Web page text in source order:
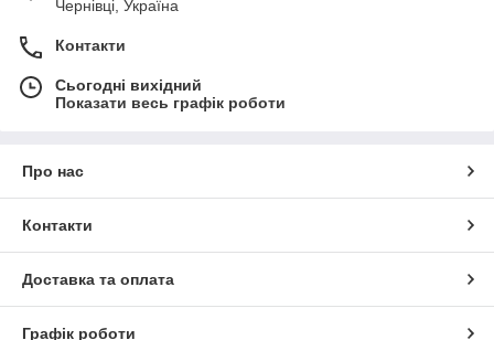
Чернівці, Україна
Контакти
Сьогодні вихідний
Показати весь графік роботи
Про нас
Контакти
Доставка та оплата
Графік роботи